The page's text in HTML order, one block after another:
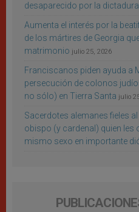
desaparecido por la
Aumenta el interés por la
de los mártires de Georgia
matrimonio julio 25, 2026
Franciscanos piden ayuda a
persecución de colonos
no sólo) en Tierra Santa julio
Sacerdotes alemanes fieles
obispo (y cardenal) quien les
mismo sexo en importante